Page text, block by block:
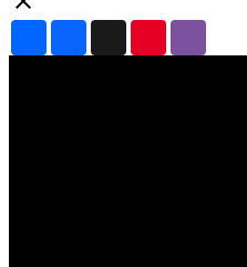
Share Facebook
X Pinterest